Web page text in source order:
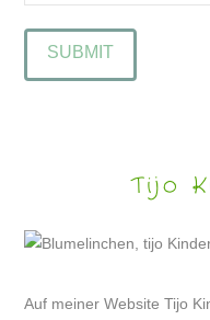
Tijo
Auf meiner Website Tijo